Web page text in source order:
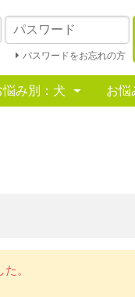
パスワードをお忘れの方
悩み別：犬 お悩
。